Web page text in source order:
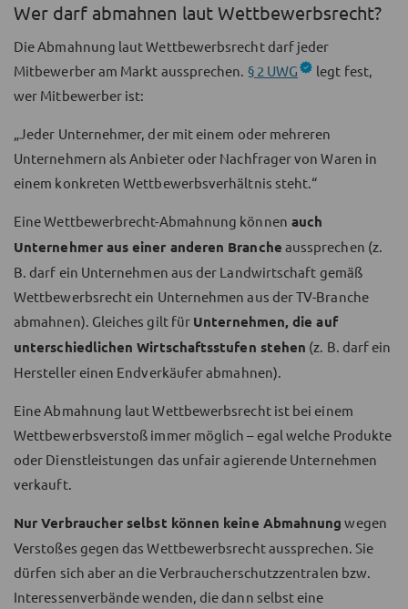
Wer darf abmahnen laut Wettbewerbsrecht?
Die Abmahnung laut Wettbewerbsrecht darf jeder
Mitbewerber am Markt aussprechen. § 2 UWG
legt fest,
wer Mitbewerber ist:
„Jeder Unternehmer, der mit einem oder mehreren
Unternehmern als Anbieter oder Nachfrager von Waren in
einem konkreten Wettbewerbsverhältnis steht.“
Eine Wettbewerbrecht-Abmahnung können auch
Unternehmer aus einer anderen Branche aussprechen (z.
B. darf ein Unternehmen aus der Landwirtschaft gemäß
Wettbewerbsrecht ein Unternehmen aus der TV-Branche
abmahnen). Gleiches gilt für Unternehmen, die auf
unterschiedlichen Wirtschaftsstufen stehen (z. B. darf ein
Hersteller einen Endverkäufer abmahnen).
Eine Abmahnung laut Wettbewerbsrecht ist bei einem
Wettbewerbsverstoß immer möglich – egal welche Produkte
oder Dienstleistungen das unfair agierende Unternehmen
verkauft.
Nur Verbraucher selbst können keine Abmahnung wegen
Verstoßes gegen das Wettbewerbsrecht aussprechen. Sie
dürfen sich aber an die Verbraucherschutzzentralen bzw.
Interessenverbände wenden, die dann selbst eine